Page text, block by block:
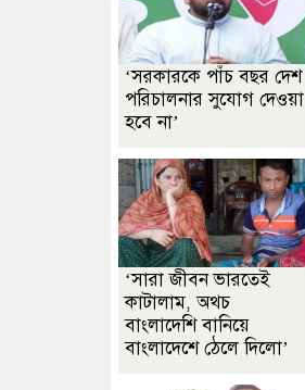
‘সরকারকে পাঁচ বছর দেশ
পরিচালনার সুযোগ দেওয়া
হবে না’
‘সারা জীবন ভারতেই
কাটালাম, অথচ
বাংলাদেশি বানিয়ে
বাংলাদেশে ঠেলে দিলো’